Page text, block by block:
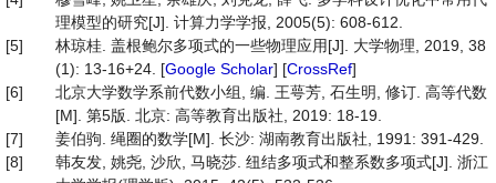
理模型的研究[J]. 计算力学学报, 2005(5): 608-612.
[5]
林琼桂. 盖根鲍尔多项式的一些物理应用[J]. 大学物理, 2019, 38
(1): 13-16+24. [Google Scholar] [CrossRef]
[6]
北京大学数学系前代数小组, 编. 王萼芳, 石生明, 修订. 高等代数
[M]. 第5版. 北京: 高等教育出版社, 2019: 18-19.
[7]
姜伯驹. 绳圈的数学[M]. 长沙: 湖南教育出版社, 1991: 391-429.
[8]
韩友发, 姚尧, 沙欣, 马晓莎. 纽结多项式和整系数多项式[J]. 浙江